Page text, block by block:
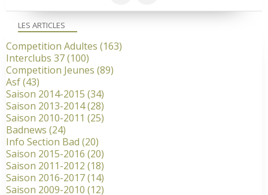
LES ARTICLES
Competition Adultes (163)
Interclubs 37(100)
Competition Jeunes (89)
Asf(43)
Saison 2014-2015 (34)
Saison 2013-2014(28)
Saison 2010-2011 (25)
Badnews (24)
Info Section Bad (20)
Saison 2015-2016 (20)
Saison 2011-2012 (18)
Saison 2016-2017(14)
Saison 2009-2010 (12)